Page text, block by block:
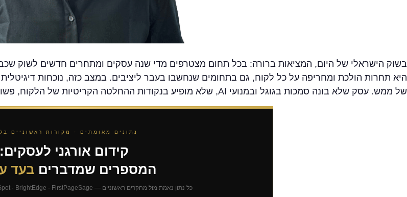
בשוק הישראלי של היום, המציאות ברורה: בכל תחום מצטרפים מדי שנה עסקים ומתחרים חדשים לשוק
היא תחרות הולכת ומחריפה על כל לקוח, גם בתחומים שנחשבו בעבר ליציבים. במצב כזה, נוכחות
של ממש. עסק שלא בונה סמכות בגוגל ובמנועי AI, שלא מופיע בנקודות ההחלטה הקריטיות של הלקוח, פשוט נשאר מאחור – לא כי הוא פחות טוב מקצועית, אלא כי הוא פחות נראה.
נתונים מאומתים · מקורות ראשוניים
קידום אורגני לעסקים:
המספרים שמדברים בעד
כל נתון נאמת מול מחקרים ראשוניים — Martindale-Avvo · HubSpot · BrightEdge · FirstPageSage